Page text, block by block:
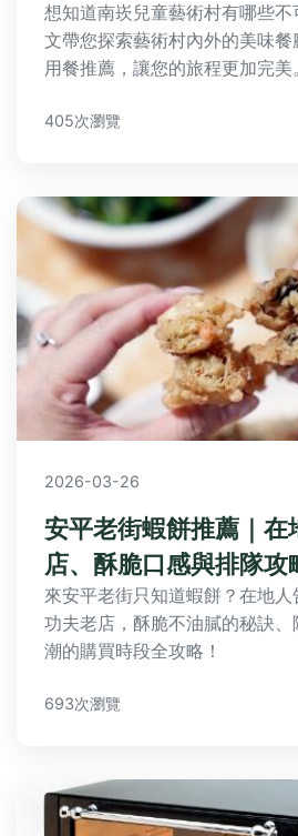
想知道南崁兒童藝術村有哪些
文帶您探索藝術村內外的美味
用餐推薦，讓您的旅程更加完美
405次瀏覽
2026-03-26
安平老街蝦餅推薦｜在
店、酥脆口感與排隊攻
來安平老街只知道蝦餅？在地
功夫老店，酥脆不油膩的秘訣、
潮的購買時段全攻略！
693次瀏覽